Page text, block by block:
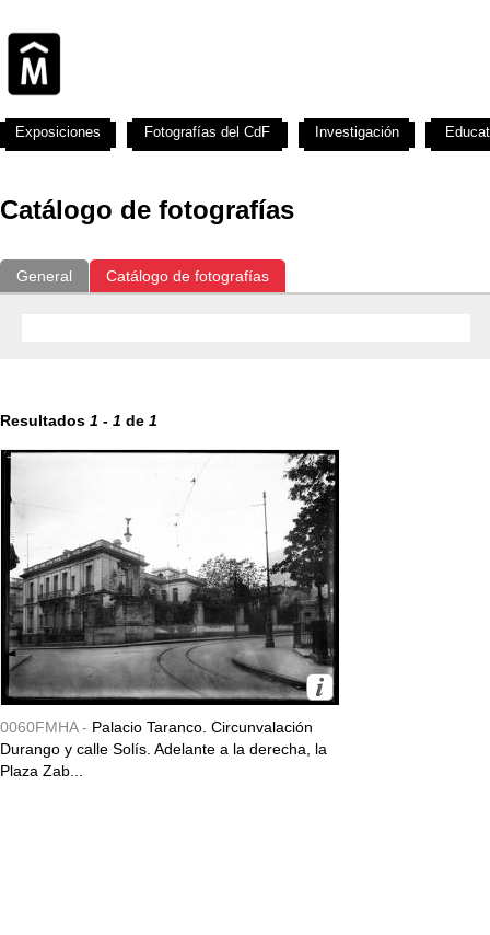
Catálogo de fotografías
General Catálogo de fotografías
Resultados 1 - 1 de 1
0060FMHA - Palacio Taranco. Circunvalación
Durango y calle Solís. Adelante a la derecha, la
Plaza Zab...
Exposiciones Fotografías del CdF Investigación